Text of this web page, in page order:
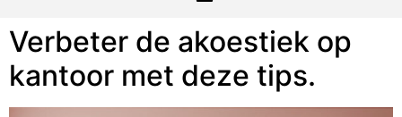
Verbeter de akoestiek op
kantoor met deze tips.